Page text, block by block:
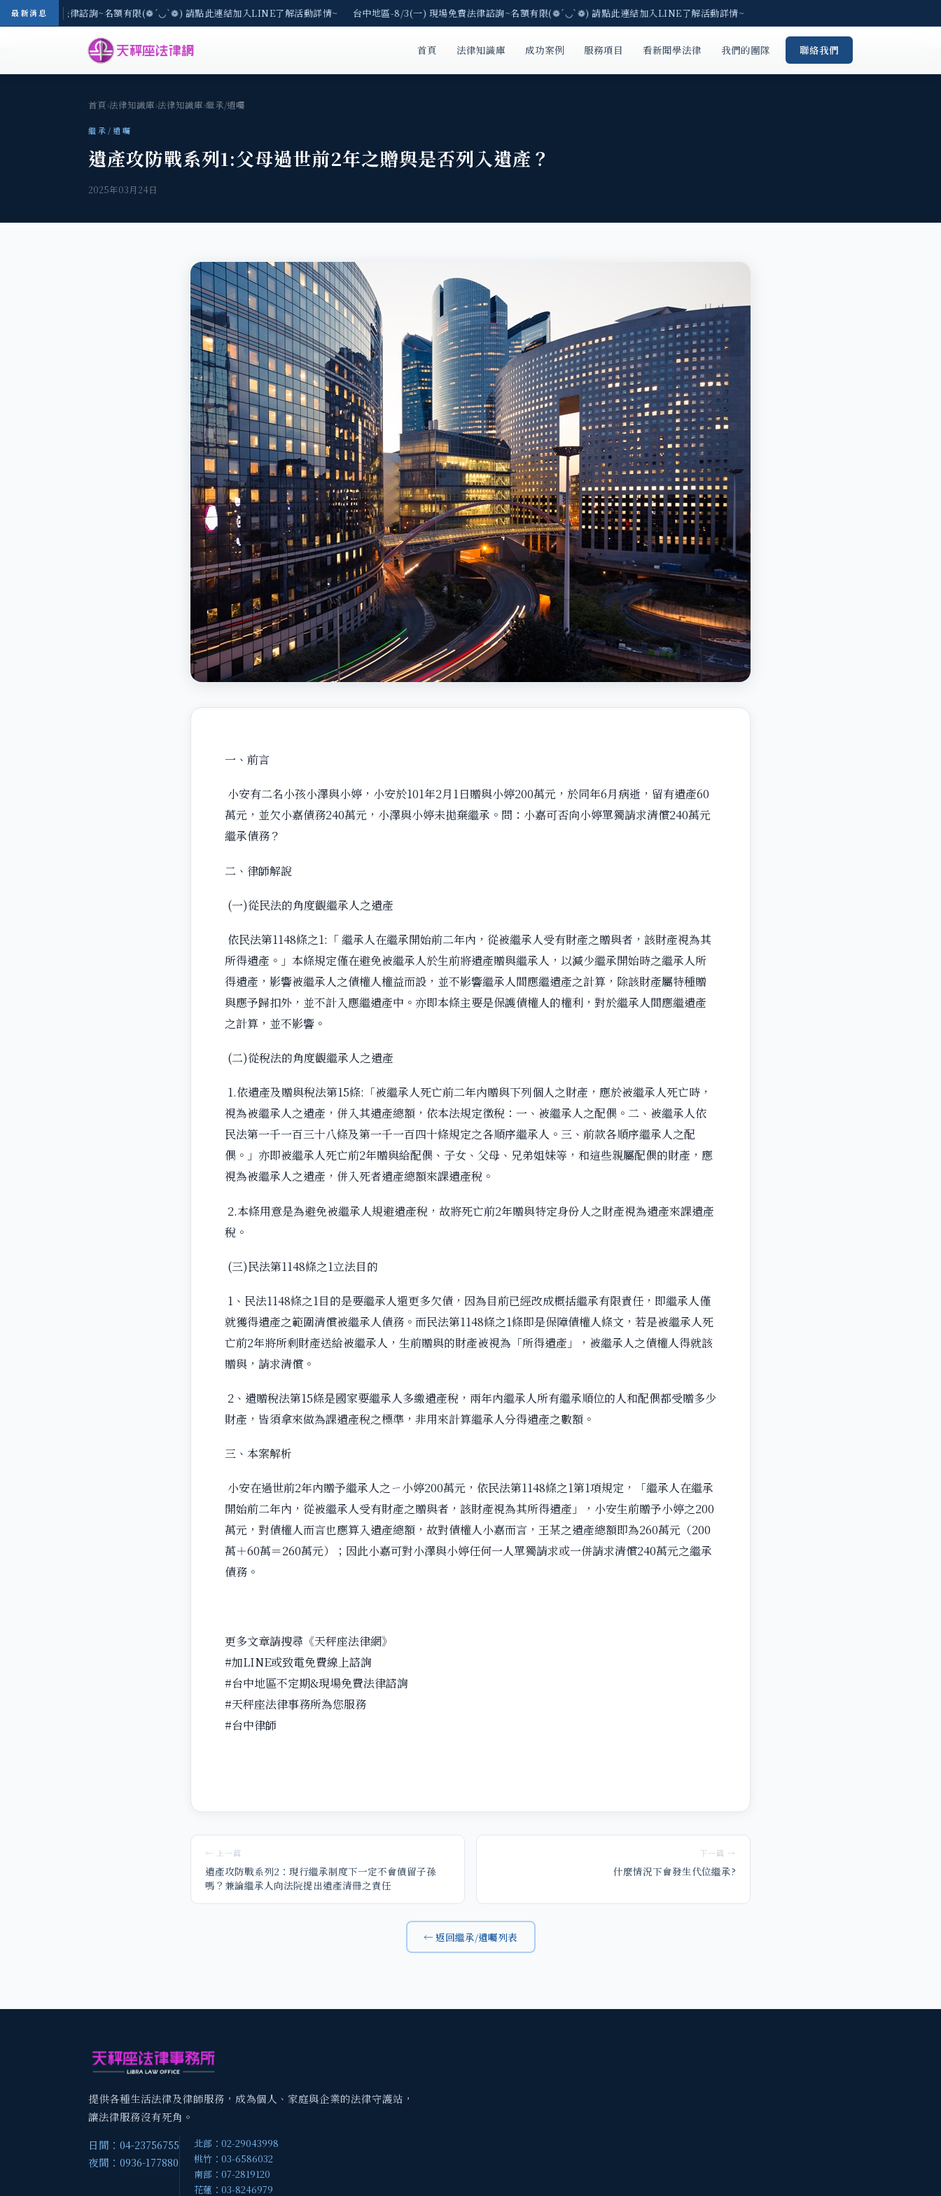
最新消息
現場免費法律諮詢~名額有限(❁´◡`❁) 請點此連結加入LINE了解活動詳情~ 台中地區-8/3(一) 現場免費法律諮詢~名額有限(❁´◡`❁) 請點此連結加入LINE了解活動詳情~
首頁 法律知識庫 成功案例 服務項目 看新聞學法律 我們的團隊 聯絡我們
首頁›法律知識庫›法律知識庫›繼承/遺囑
繼承/遺囑
遺產攻防戰系列1:父母過世前2年之贈與是否列入遺產？
2025年03月24日
一、前言
小安有二名小孩小澤與小婷，小安於101年2月1日贈與小婷200萬元，於同年6月病逝，留有遺產60
萬元，並欠小嘉債務240萬元，小澤與小婷未拋棄繼承。問：小嘉可否向小婷單獨請求清償240萬元
繼承債務？
二、律師解說
(一)從民法的角度觀繼承人之遺產
依民法第1148條之1:「 繼承人在繼承開始前二年內，從被繼承人受有財產之贈與者，該財產視為其
所得遺產。」本條規定僅在避免被繼承人於生前將遺產贈與繼承人，以減少繼承開始時之繼承人所
得遺產，影響被繼承人之債權人權益而設，並不影響繼承人間應繼遺產之計算，除該財產屬特種贈
與應予歸扣外，並不計入應繼遺產中。亦即本條主要是保護債權人的權利，對於繼承人間應繼遺產
之計算，並不影響。
(二)從稅法的角度觀繼承人之遺產
1.依遺產及贈與稅法第15條:「被繼承人死亡前二年內贈與下列個人之財產，應於被繼承人死亡時，
視為被繼承人之遺產，併入其遺產總額，依本法規定徵稅：一、被繼承人之配偶。二、被繼承人依
民法第一千一百三十八條及第一千一百四十條規定之各順序繼承人。三、前款各順序繼承人之配
偶。」亦即被繼承人死亡前2年贈與給配偶、子女、父母、兄弟姐妹等，和這些親屬配偶的財產，應
視為被繼承人之遺產，併入死者遺產總額來課遺產稅。
2.本條用意是為避免被繼承人規避遺產稅，故將死亡前2年贈與特定身份人之財產視為遺產來課遺產
稅。
(三)民法第1148條之1立法目的
1、民法1148條之1目的是要繼承人還更多欠債，因為目前已經改成概括繼承有限責任，即繼承人僅
就獲得遺產之範圍清償被繼承人債務。而民法第1148條之1條即是保障債權人條文，若是被繼承人死
亡前2年將所剩財產送給被繼承人，生前贈與的財產被視為「所得遺產」，被繼承人之債權人得就該
贈與，請求清償。
2、遺贈稅法第15條是國家要繼承人多繳遺產稅，兩年內繼承人所有繼承順位的人和配偶都受贈多少
財產，皆須拿來做為課遺產稅之標準，非用來計算繼承人分得遺產之數額。
三、本案解析
小安在過世前2年內贈予繼承人之ㄧ小婷200萬元，依民法第1148條之1第1項規定，「繼承人在繼承
開始前二年內，從被繼承人受有財產之贈與者，該財產視為其所得遺產」，小安生前贈予小婷之200
萬元，對債權人而言也應算入遺產總額，故對債權人小嘉而言，王某之遺產總額即為260萬元（200
萬＋60萬＝260萬元）；因此小嘉可對小澤與小婷任何一人單獨請求或一併請求清償240萬元之繼承
債務。
更多文章請搜尋《天秤座法律網》
#加LINE或致電免費線上諮詢
#台中地區不定期&現場免費法律諮詢
#天秤座法律事務所為您服務
#台中律師
← 上一篇
遺產攻防戰系列2：現行繼承制度下一定不會債留子孫
嗎？兼論繼承人向法院提出遺產清冊之責任
下一篇 →
什麼情況下會發生代位繼承?
← 返回繼承/遺囑列表
提供各種生活法律及律師服務，成為個人、家庭與企業的法律守護站，
讓法律服務沒有死角。
日間：04-23756755
夜間：0936-177880
北部：02-29043998
桃竹：03-6586032
南部：07-2819120
花蓮：03-8246979